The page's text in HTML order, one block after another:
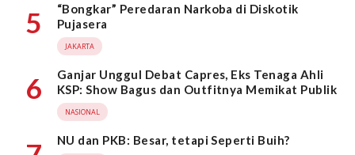
5
“Bongkar” Peredaran Narkoba di Diskotik
Pujasera
JAKARTA
6
Ganjar Unggul Debat Capres, Eks Tenaga Ahli
KSP: Show Bagus dan Outfitnya Memikat Publik
NASIONAL
NU dan PKB: Besar, tetapi Seperti Buih?